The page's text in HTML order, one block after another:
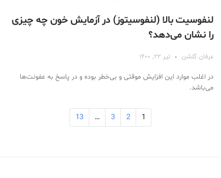
لنفوسیت بالا (لنفوسیتوز) در آزمایش خون چه چیزی
را نشان می‌دهد؟
عرفان گلشن تیر ۲۲, ۱۴۰۰
در اغلب موارد این افزایش موقتی و بی‌خطر بوده و در پاسخ به عفونت‌ها
می‌باشد.
1
2
3
…
13